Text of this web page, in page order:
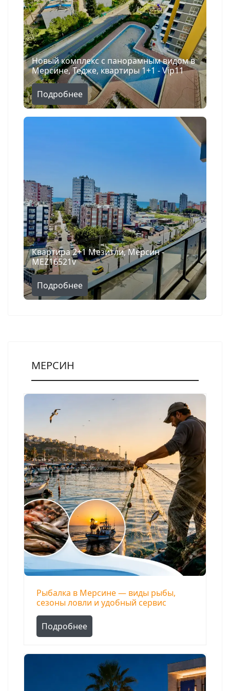
Новый комплекс с панорамным видом в
Мерсине, Тедже, квартиры 1+1 - Vip11
Подробнее
Квартира 2+1 Мезитли, Мерсин -
MEZ16521v
Подробнее
МЕРСИН
Рыбалка в Мерсине — виды рыбы,
сезоны ловли и удобный сервис
Подробнее